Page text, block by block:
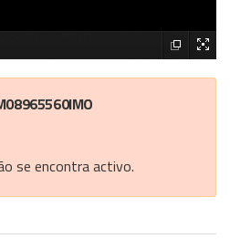
se encontra activo.